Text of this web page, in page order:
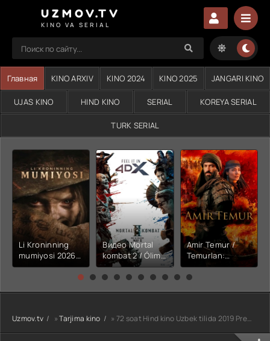
UZMOV.TV
KINO VA SERIAL
Главная KINO ARXIV KINO 2024 KINO 2025 JANGARI KINO
UJAS KINO HIND KINO SERIAL KOREYA SERIAL
TURK SERIAL
Li Kroninning
mumiyosi 2026
(uzbek tilida
kino) tarjima HD
Видео Mortal
kombat 2 / Ólim
jangi 2 (2026)
Uzbek tilida
Amir Temur /
Temurlan:
Fathchining
yuksalishi
tarjima kino Full
HD tas-ix
Uzmov.tv »Tarjima kino » 72 soat Hind kino Uzbek tilida 2019 Premyera O'zbekcha tarjima HD skachat